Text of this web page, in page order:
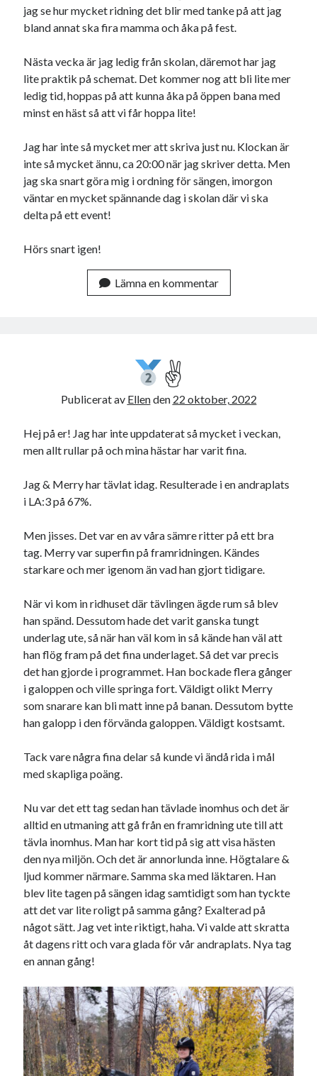
jag se hur mycket ridning det blir med tanke på att jag
bland annat ska fira mamma och åka på fest.
Nästa vecka är jag ledig från skolan, däremot har jag
lite praktik på schemat. Det kommer nog att bli lite mer
ledig tid, hoppas på att kunna åka på öppen bana med
minst en häst så att vi får hoppa lite!
Jag har inte så mycket mer att skriva just nu. Klockan är
inte så mycket ännu, ca 20:00 när jag skriver detta. Men
jag ska snart göra mig i ordning för sängen, imorgon
väntar en mycket spännande dag i skolan där vi ska
delta på ett event!
Hörs snart igen!
Lämna en kommentar
✌
Publicerat av Ellenden 22 oktober, 2022
Hej på er! Jag har inte uppdaterat så mycket i veckan,
men allt rullar på och mina hästar har varit fina.
Jag & Merry har tävlat idag. Resulterade i en andraplats
i LA:3 på 67%.
Men jisses. Det var en av våra sämre ritter på ett bra
tag. Merry var superfin på framridningen. Kändes
starkare och mer igenom än vad han gjort tidigare.
När vi kom in ridhuset där tävlingen ägde rum så blev
han spänd. Dessutom hade det varit ganska tungt
underlag ute, så när han väl kom in så kände han väl att
han flög fram på det fina underlaget. Så det var precis
det han gjorde i programmet. Han bockade flera gånger
i galoppen och ville springa fort. Väldigt olikt Merry
som snarare kan bli matt inne på banan. Dessutom bytte
han galopp i den förvända galoppen. Väldigt kostsamt.
Tack vare några fina delar så kunde vi ändå rida i mål
med skapliga poäng.
Nu var det ett tag sedan han tävlade inomhus och det är
alltid en utmaning att gå från en framridning ute till att
tävla inomhus. Man har kort tid på sig att visa hästen
den nya miljön. Och det är annorlunda inne. Högtalare &
ljud kommer närmare. Samma ska med läktaren. Han
blev lite tagen på sängen idag samtidigt som han tyckte
att det var lite roligt på samma gång? Exalterad på
något sätt. Jag vet inte riktigt, haha. Vi valde att skratta
åt dagens ritt och vara glada för vår andraplats. Nya tag
en annan gång!